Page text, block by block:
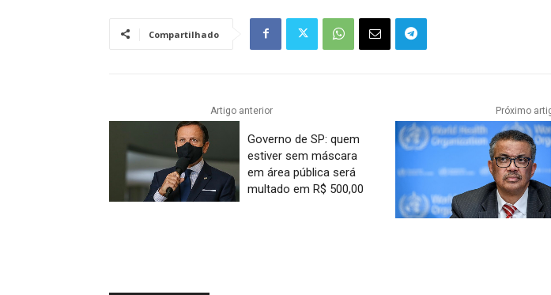
Compartilhado
Artigo anterior
Governo de SP: quem
estiver sem máscara
em área pública será
multado em R$ 500,00
Próximo